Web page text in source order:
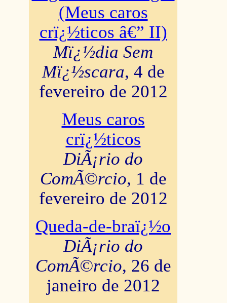
(Meus caros
crï¿½ticos â€” II)
Mï¿½dia Sem
Mï¿½scara, 4 de
fevereiro de 2012
Meus caros
crï¿½ticos
DiÃ¡rio do
ComÃ©rcio, 1 de
fevereiro de 2012
Queda-de-braï¿½o
DiÃ¡rio do
ComÃ©rcio, 26 de
janeiro de 2012